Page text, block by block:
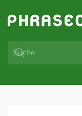
Zum